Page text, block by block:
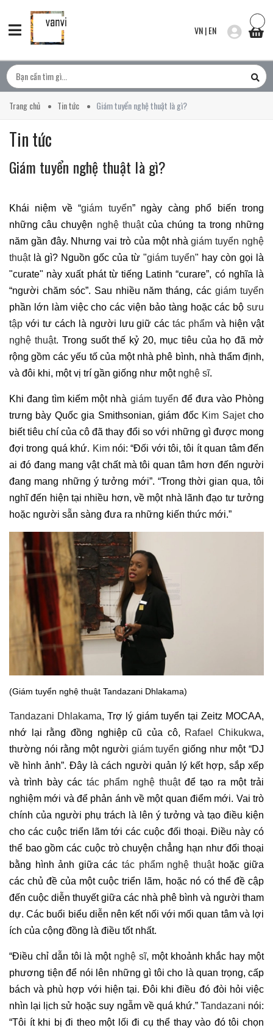
VN|EN
Trang chủ Tin tức Giám tuyển nghệ thuật là gì?
Tin tức
Giám tuyển nghệ thuật là gì?
Khái niệm về “giám tuyển” ngày càng phổ biến trong
những câu chuyện nghệ thuậtcủa chúng ta trong những
năm gần đây. Nhưng vai trò của một nhàgiám tuyển nghệ
thuậtlà gì? Nguồn gốc của từ "giám tuyển" hay còn gọi là
"curate" này xuất phát từ tiếng Latinh “curare”, có nghĩa là
“người chăm sóc”. Sau nhiều năm tháng, cácgiám tuyển
phần lớn làm việc cho các viện bảo tàng hoặc các bộ sưu
tập với tư cách là người lưu giữ cáctác phẩm và hiện vật
nghệ thuật. Trong suốt thế kỷ 20, mục tiêu của họ đã mở
rộng gồm các yếu tố của một nhà phê bình, nhà thẩm định,
và đôi khi, một vị trí gần giống như một nghệ sĩ.
Khi đang tìm kiếm một nhà giám tuyển để đưa vào Phòng
trưng bày Quốc gia Smithsonian, giám đốc Kim Sajetcho
biết tiêu chí của cô đã thay đổi so với những gì được mong
đợi trong quá khứ. Kimnói: “Đối với tôi, tôi ít quan tâm đến
ai đó đang mang vật chất mà tôi quan tâm hơn đến người
đang mang những ý tưởng mới”. “Trong thời gian qua, tôi
nghĩ đến hiện tại nhiều hơn, về một nhà lãnh đạo tư tưởng
hoặc người sẵn sàng đưa ra những kiến ​​thức mới.”
(Giám tuyển nghệ thuật Tandazani Dhlakama)
Tandazani Dhlakama, Trợ lý giám tuyển tại Zeitz MOCAA,
nhớ lại rằng đồng nghiệp cũ của cô, Rafael Chikukwa,
thường nói rằng một người giám tuyển giống như một “DJ
về hình ảnh”. Đây là cách người quản lý kết hợp, sắp xếp
và trình bày cáctác phẩm nghệ thuậtđể tạo ra một trải
nghiệm mới và để phản ánh về một quan điểm mới. Vai trò
chính của người phụ trách là lên ý tưởng và tạo điều kiện
cho các cuộc triển lãm tới các cuộc đối thoại. Điều này có
thể bao gồm các cuộc trò chuyện chẳng hạn như đối thoại
bằng hình ảnh giữa các tác phẩm nghệ thuậthoặc giữa
các chủ đề của một cuộc triển lãm, hoặc nó có thể đề cập
đến cuộc diễn thuyết giữa các nhà phê bình và người tham
dự. Các buổi biểu diễn nên kết nối với mối quan tâm và lợi
ích của cộng đồng là điều tốt nhất.
“Điều chỉ dẫn tôi là một nghệ sĩ, một khoảnh khắc hay một
phương tiện để nói lên những gì tôi cho là quan trọng, cấp
bách và phù hợp với hiện tại. Đôi khi điều đó đòi hỏi việc
nhìn lại lịch sử hoặc suy ngẫm về quá khứ.”Tandazani nói:
“Tôi ít khi bị đi theo một lối đi cụ thể thay vào đó tôi chọn